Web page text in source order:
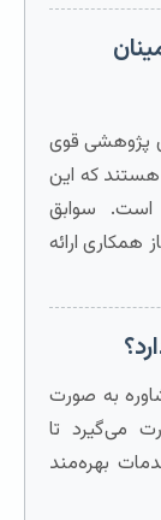
پژوهشی قوی
هستند که این
است. سوابق
همکاری ارائه
به صورت
می‌گیرد تا
بهره‌مند